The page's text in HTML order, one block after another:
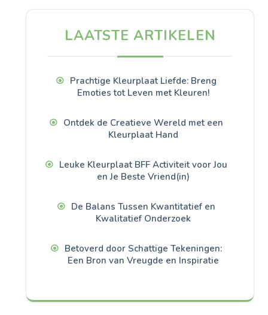
LAATSTE ARTIKELEN
Prachtige Kleurplaat Liefde: Breng
Emoties tot Leven met Kleuren!
Ontdek de Creatieve Wereld met een
Kleurplaat Hand
Leuke Kleurplaat BFF Activiteit voor Jou
en Je Beste Vriend(in)
De Balans Tussen Kwantitatief en
Kwalitatief Onderzoek
Betoverd door Schattige Tekeningen:
Een Bron van Vreugde en Inspiratie